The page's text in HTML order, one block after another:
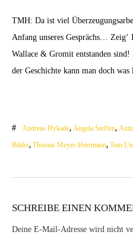
TMH: Da ist viel
Anfang unseres Gesprächs… Zeig‘
Wallace & Gromit entstanden
der Geschichte kann man doch was
Andreas Hykade, Angela Steffen,
Bilder, Thomas Meyer-Herrmann, Tom
SCHREIBE EINEN
Deine E-Mail-Adresse wird nicht